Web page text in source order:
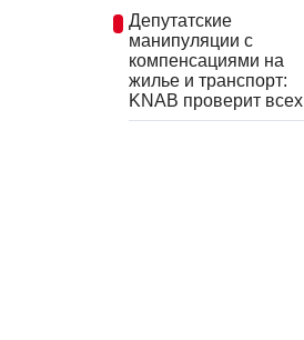
Депутатские
манипуляции с
компенсациями на
жилье и транспорт:
KNAB проверит всех